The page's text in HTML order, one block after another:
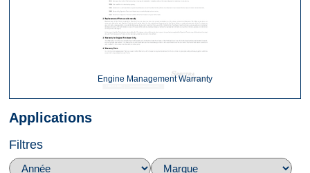
Engine Management Warranty
Applications
Filtres